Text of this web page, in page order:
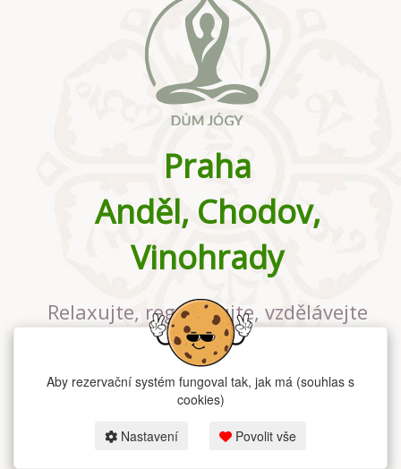
Praha
Anděl, Chodov,
Vinohrady
Relaxujte, regenerujte, vzdělávejte
se v největším jógovém studiu v
Praze
Aby rezervační systém fungoval tak, jak má (souhlas s
cookies)
Nastavení Povolit vše